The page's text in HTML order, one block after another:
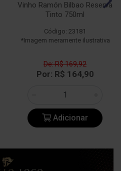
Vinho Ramón Bilbao Reserva
Tinto 750ml
Código: 23181
*Imagem meramente ilustrativa
De: R$ 169,92
Por: R$ 164,90
Adicionar